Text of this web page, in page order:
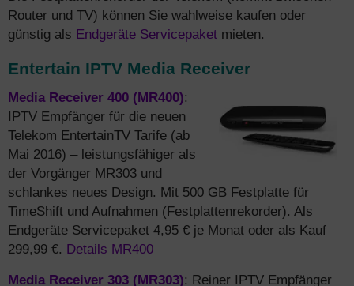
Router und TV) können Sie wahlweise kaufen oder
günstig als Endgeräte Servicepaket mieten.
Entertain IPTV Media Receiver
Media Receiver 400 (MR400):
IPTV Empfänger für die neuen
Telekom EntertainTV Tarife (ab
Mai 2016) – leistungsfähiger als
der Vorgänger MR303 und
schlankes neues Design. Mit 500 GB Festplatte für
TimeShift und Aufnahmen (Festplattenrekorder). Als
Endgeräte Servicepaket 4,95 € je Monat oder als Kauf
299,99 €. Details MR400
Media Receiver 303 (MR303): Reiner IPTV Empfänger